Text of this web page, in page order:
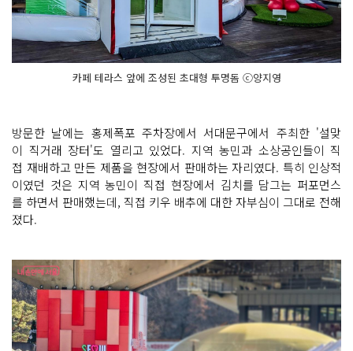
카페 테라스 앞에 조성된 초대형 투명돔 ⓒ양지영
방문한 날에는 홍제폭포 주차장에서 서대문구에서 주최한 '설맞
이 직거래 장터'도 열리고 있었다. 지역 농민과 소상공인들이 직
접 재배하고 만든 제품을 현장에서 판매하는 자리였다. 특히 인상적
이였던 것은 지역 농민이 직접 현장에서 김치를 담그는 퍼포먼스
를 하면서 판매했는데, 직접 키우 배추에 대한 자부심이 그대로 전해
졌다.